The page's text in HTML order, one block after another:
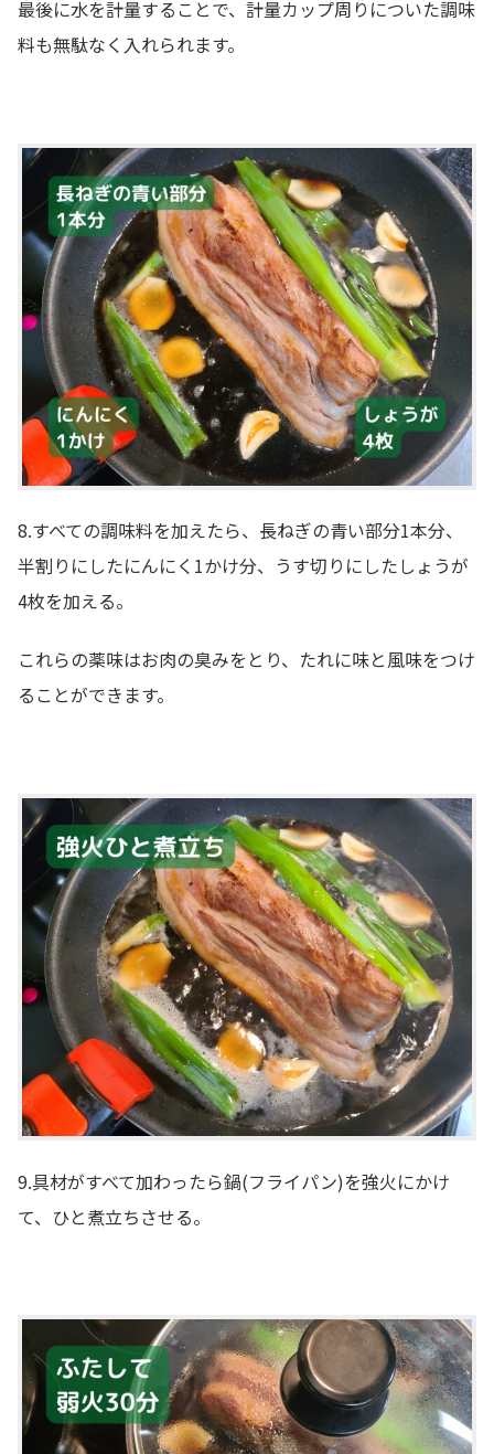
最後に水を計量することで、計量カップ周りについた調味
料も無駄なく入れられます。
8.すべての調味料を加えたら、長ねぎの青い部分1本分、
半割りにしたにんにく1かけ分、うす切りにしたしょうが
4枚を加える。
これらの薬味はお肉の臭みをとり、たれに味と風味をつけ
ることができます。
9.具材がすべて加わったら鍋(フライパン)を強火にかけ
て、ひと煮立ちさせる。